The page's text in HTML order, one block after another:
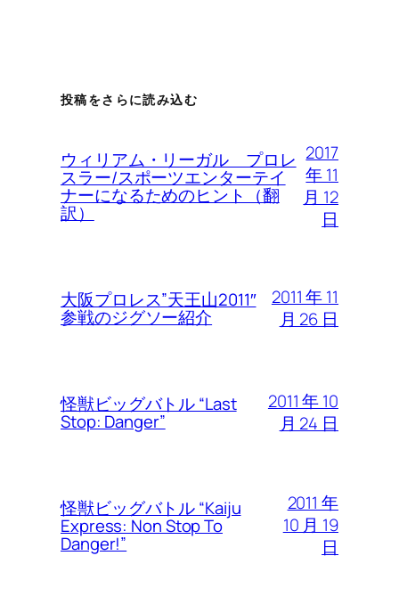
投稿をさらに読み込む
ウィリアム・リーガル プロレ
スラー/スポーツエンターテイ
ナーになるためのヒント（翻
訳）
2017
年 11
月 12
日
大阪プロレス”天王山2011″
参戦のジグソー紹介
2011 年 11
月 26 日
怪獣ビッグバトル “Last
Stop: Danger”
2011 年 10
月 24 日
怪獣ビッグバトル “Kaiju
Express: Non Stop To
Danger!”
2011 年
10 月 19
日